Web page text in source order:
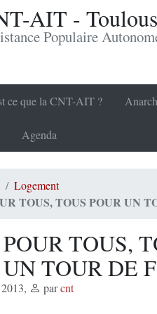
AIT -
Populaire
ce que la CNT-AIT ?
Agenda
Logement
TOUS, TOUS POUR UN
TOUS,
TOUR DE
, parcnt